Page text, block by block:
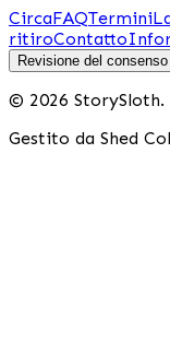
CircaFAQTermini
ritiroContatto
Revisione del
© 2026
Gestito da Shed